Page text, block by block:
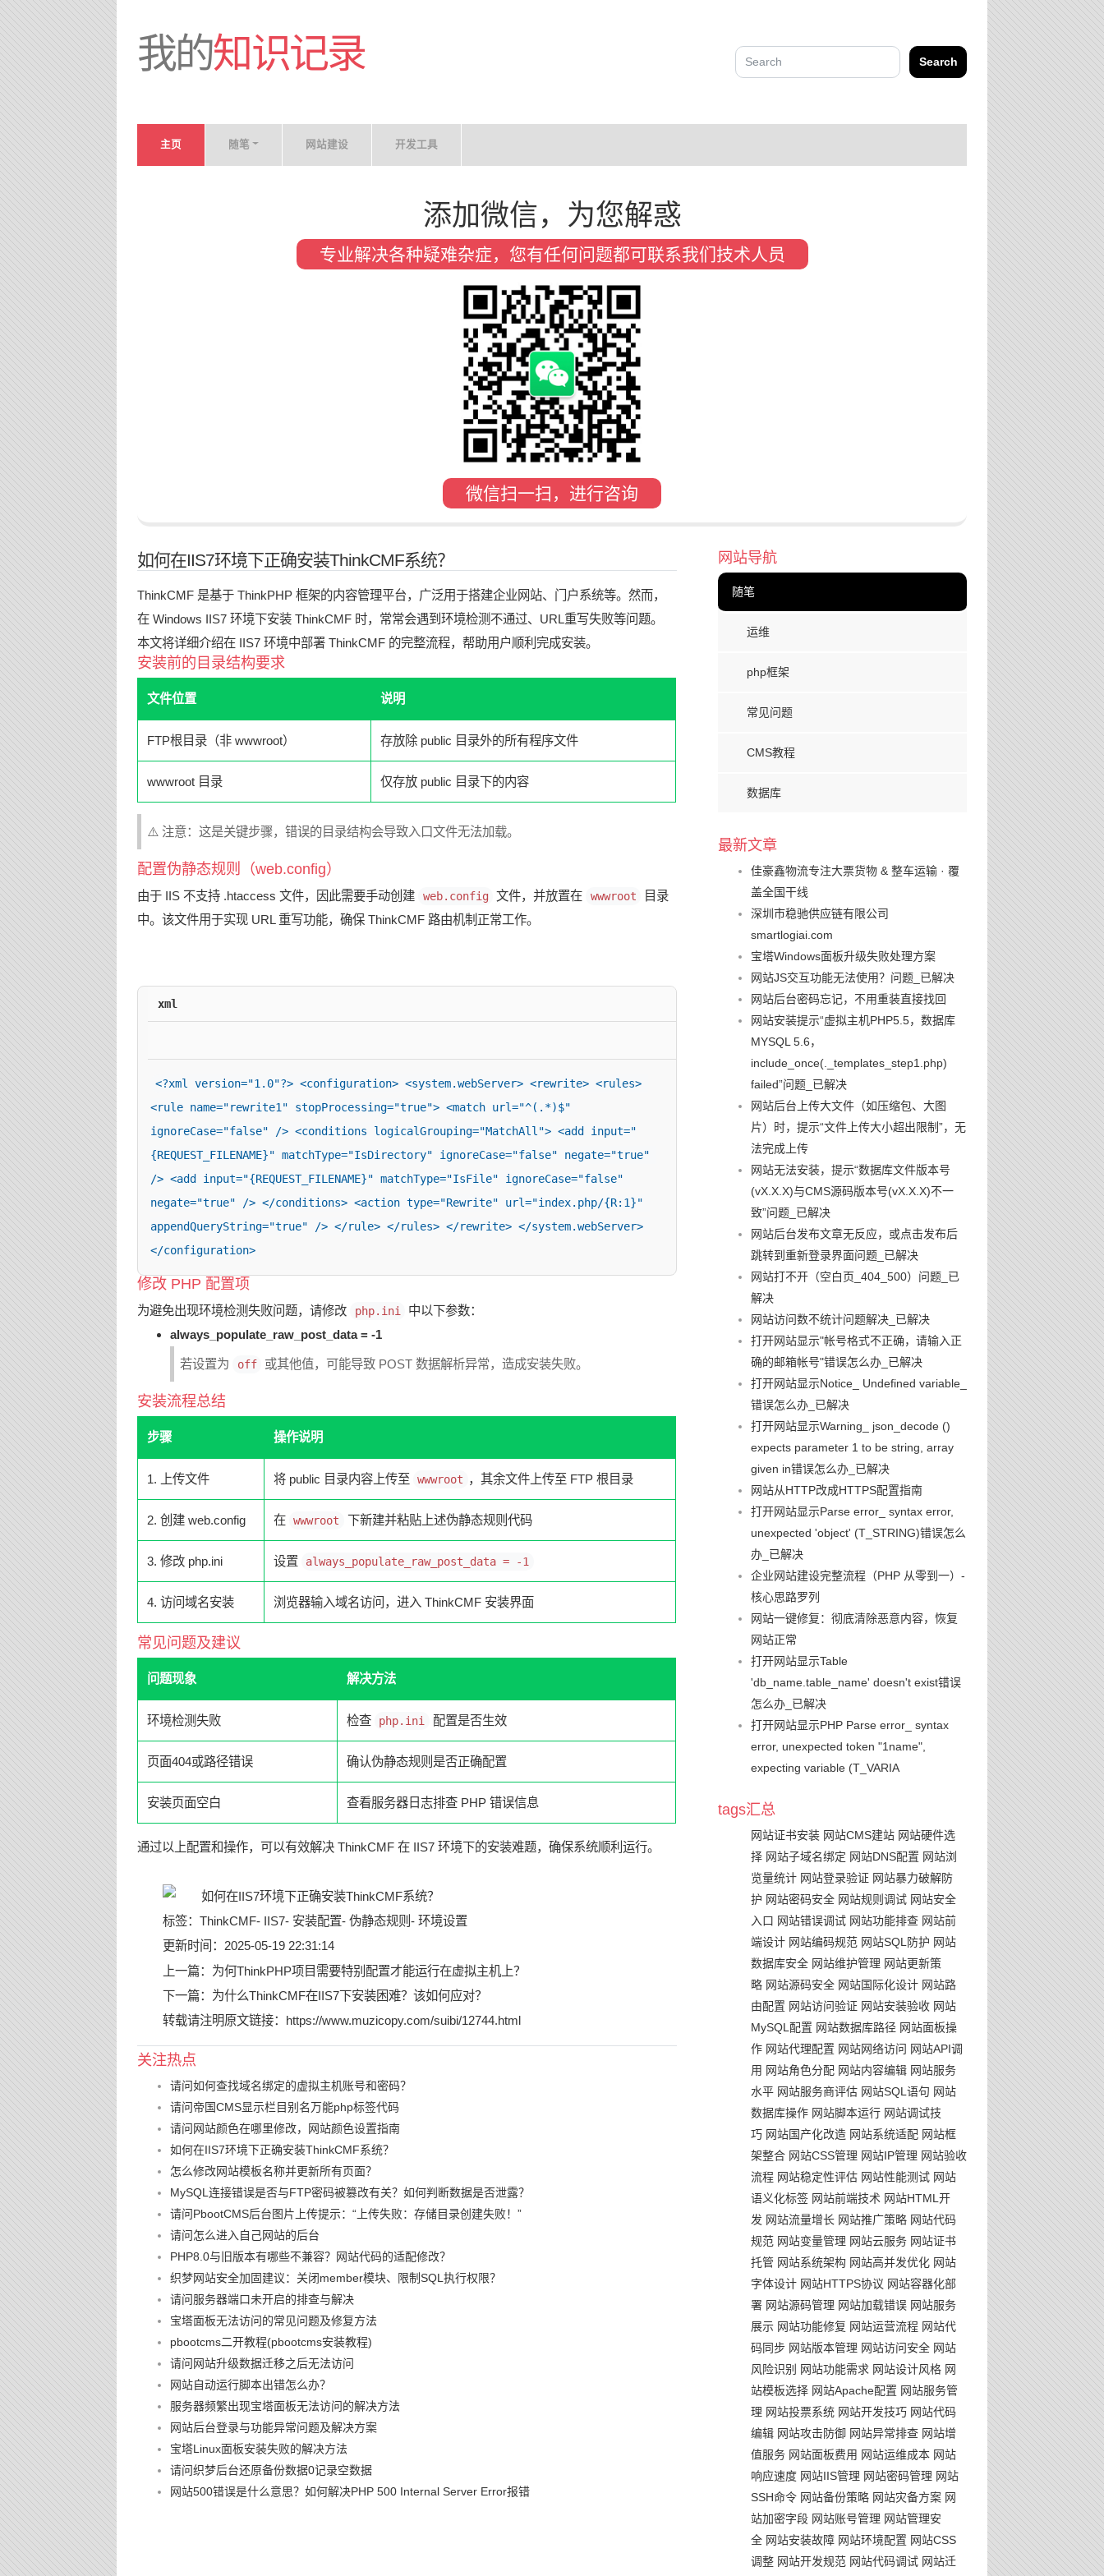
我的知识记录 Search
主页 随笔 网站建设 开发工具
添加微信，为您解惑
专业解决各种疑难杂症，您有任何问题都可联系我们技术人员
微信扫一扫，进行咨询
如何在IIS7环境下正确安装ThinkCMF系统？
ThinkCMF 是基于 ThinkPHP 框架的内容管理平台，广泛用于搭建企业网站、门户系统等。然而，
在 Windows IIS7 环境下安装 ThinkCMF 时，常常会遇到环境检测不通过、URL重写失败等问题。
本文将详细介绍在 IIS7 环境中部署 ThinkCMF 的完整流程，帮助用户顺利完成安装。
安装前的目录结构要求
文件位置 说明
FTP根目录（非 wwwroot） 存放除 public 目录外的所有程序文件
wwwroot 目录 仅存放 public 目录下的内容
⚠️ 注意：这是关键步骤，错误的目录结构会导致入口文件无法加载。
配置伪静态规则（web.config）
由于 IIS 不支持 .htaccess 文件，因此需要手动创建 web.config 文件，并放置在 wwwroot
目录
中。该文件用于实现 URL 重写功能，确保 ThinkCMF 路由机制正常工作。
xml
<?xml version="1.0"?> <configuration> <system.webServer> <rewrite> <rules>
<rule name="rewrite1" stopProcessing="true"> <match url="^(.*)$"
ignoreCase="false" /> <conditions logicalGrouping="MatchAll"> <add input="
{REQUEST_FILENAME}" matchType="IsDirectory" ignoreCase="false" negate="true"
/> <add input="{REQUEST_FILENAME}" matchType="IsFile" ignoreCase="false"
negate="true" /> </conditions> <action type="Rewrite" url="index.php/{R:1}"
appendQueryString="true" /> </rule> </rules> </rewrite> </system.webServer>
</configuration>
修改 PHP 配置项
为避免出现环境检测失败问题，请修改 php.ini
中以下参数：
always_populate_raw_post_data = -1
若设置为 off 或其他值，可能导致 POST 数据解析异常，造成安装失败。
安装流程总结
步骤 操作说明
1. 上传文件 将 public 目录内容上传至 wwwroot ，其余文件上传至 FTP 根目录
2. 创建 web.config 在 wwwroot 下新建并粘贴上述伪静态规则代码
3. 修改 php.ini 设置 always_populate_raw_post_data = -1
4. 访问域名安装 浏览器输入域名访问，进入 ThinkCMF 安装界面
常见问题及建议
问题现象 解决方法
环境检测失败 检查 php.ini 配置是否生效
页面404或路径错误 确认伪静态规则是否正确配置
安装页面空白 查看服务器日志排查 PHP 错误信息
通过以上配置和操作，可以有效解决 ThinkCMF 在 IIS7 环境下的安装难题，确保系统顺利运行。
标签： ThinkCMF-IIS7-安装配置-伪静态规则 -环境设置
更新时间：2025-05-19 22:31:14
上一篇： 为何ThinkPHP项目需要特别配置才能运行在虚拟主机上？
下一篇： 为什么ThinkCMF在IIS7下安装困难？该如何应对？
转载请注明原文链接：
https://www.muzicopy.com/suibi/12744.html
关注热点
请问如何查找域名绑定的虚拟主机账号和密码？
请问帝国CMS显示栏目别名万能php标签代码
请问网站颜色在哪里修改，网站颜色设置指南
如何在IIS7环境下正确安装ThinkCMF系统？
怎么修改网站模板名称并更新所有页面？
MySQL连接错误是否与FTP密码被篡改有关？如何判断数据是否泄露？
请问PbootCMS后台图片上传提示：“上传失败：存储目录创建失败！”
请问怎么进入自己网站的后台
PHP8.0与旧版本有哪些不兼容？网站代码的适配修改？
织梦网站安全加固建议：关闭member模块、限制SQL执行权限？
请问服务器端口未开启的排查与解决
宝塔面板无法访问的常见问题及修复方法
pbootcms二开教程(pbootcms安装教程)
请问网站升级数据迁移之后无法访问
网站自动运行脚本出错怎么办？
服务器频繁出现宝塔面板无法访问的解决方法
网站后台登录与功能异常问题及解决方案
宝塔Linux面板安装失败的解决方法
请问织梦后台还原备份数据0记录空数据
网站500错误是什么意思？如何解决PHP 500 Internal Server Error报错
网站导航
随笔
运维
php框架
常见问题
CMS教程
数据库
最新文章
佳豪鑫物流专注大票货物 & 整车运输 · 覆
盖全国干线
深圳市稳驰供应链有限公司
smartlogiai.com
宝塔Windows面板升级失败处理方案
网站JS交互功能无法使用？问题_已解决
网站后台密码忘记，不用重装直接找回
网站安装提示“虚拟主机PHP5.5，数据库
MYSQL 5.6，
include_once(._templates_step1.php)
failed”问题_已解决
网站后台上传大文件（如压缩包、大图
片）时，提示“文件上传大小超出限制”，无
法完成上传
网站无法安装，提示“数据库文件版本号
(vX.X.X)与CMS源码版本号(vX.X.X)不一
致”问题_已解决
网站后台发布文章无反应，或点击发布后
跳转到重新登录界面问题_已解决
网站打不开（空白页_404_500）问题_已
解决
网站访问数不统计问题解决_已解决
打开网站显示"帐号格式不正确，请输入正
确的邮箱帐号"错误怎么办_已解决
打开网站显示Notice_ Undefined variable_
错误怎么办_已解决
打开网站显示Warning_ json_decode ()
expects parameter 1 to be string, array
given in错误怎么办_已解决
网站从HTTP改成HTTPS配置指南
打开网站显示Parse error_ syntax error,
unexpected 'object' (T_STRING)错误怎么
办_已解决
企业网站建设完整流程（PHP 从零到一）-
核心思路罗列
网站一键修复：彻底清除恶意内容，恢复
网站正常
打开网站显示Table
'db_name.table_name' doesn't exist错误
怎么办_已解决
打开网站显示PHP Parse error_ syntax
error, unexpected token "1name",
expecting variable (T_VARIA
tags汇总
网站证书安装 网站CMS建站 网站硬件选
择 网站子域名绑定 网站DNS配置 网站浏
览量统计 网站登录验证 网站暴力破解防
护 网站密码安全 网站规则调试 网站安全
入口 网站错误调试 网站功能排查 网站前
端设计 网站编码规范 网站SQL防护 网站
数据库安全 网站维护管理 网站更新策
略 网站源码安全 网站国际化设计 网站路
由配置 网站访问验证 网站安装验收 网站
MySQL配置 网站数据库路径 网站面板操
作 网站代理配置 网站网络访问 网站API调
用 网站角色分配 网站内容编辑 网站服务
水平 网站服务商评估 网站SQL语句 网站
数据库操作 网站脚本运行 网站调试技
巧 网站国产化改造 网站系统适配 网站框
架整合 网站CSS管理 网站IP管理 网站验收
流程 网站稳定性评估 网站性能测试 网站
语义化标签 网站前端技术 网站HTML开
发 网站流量增长 网站推广策略 网站代码
规范 网站变量管理 网站云服务 网站证书
托管 网站系统架构 网站高并发优化 网站
字体设计 网站HTTPS协议 网站容器化部
署 网站源码管理 网站加载错误 网站服务
展示 网站功能修复 网站运营流程 网站代
码同步 网站版本管理 网站访问安全 网站
风险识别
网站功能需求 网站设计风格 网
站模板选择 网站Apache配置 网站服务管
理 网站投票系统 网站开发技巧 网站代码
编辑 网站攻击防御 网站异常排查 网站增
值服务 网站面板费用 网站运维成本 网站
响应速度 网站IIS管理 网站密码管理 网站
SSH命令 网站备份策略 网站灾备方案 网
站加密字段 网站账号管理 网站管理安
全 网站安装故障 网站环境配置 网站CSS
调整 网站开发规范 网站代码调试 网站迁